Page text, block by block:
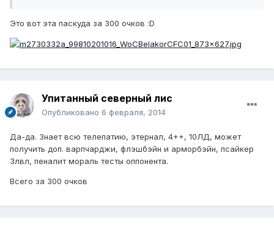
Это вот эта паскуда за 300 очков :D
Упитанный северный лис
Опубликовано 6 февраля, 2014
Да-да. Знает всю телепатию, этернал, 4++, 10ЛД, может
получить доп. варпчарджи, флэшбэйн и арморбэйн, псайкер
3лвл, пеналит мораль тесты оппонента.
Всего за 300 очков